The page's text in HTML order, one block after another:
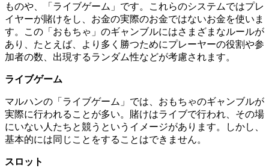
ものや、「ライブゲーム」です。これらのシステムではプレ
イヤーが賭けをし、お金の実際のお金ではないお金を使いま
す。この「おもちゃ」のギャンブルにはさまざまなルールが
あり、たとえば、より多く勝つためにプレーヤーの役割や参
加者の数、出現するランダム性などが考慮されます。
ライブゲーム
マルハンの「ライブゲーム」では、おもちゃのギャンブルが
実際に行われることが多い。賭けはライブで行われ、その場
にいない人たちと競うというイメージがあります。しかし、
基本的には同じことをすることはできません。
スロット